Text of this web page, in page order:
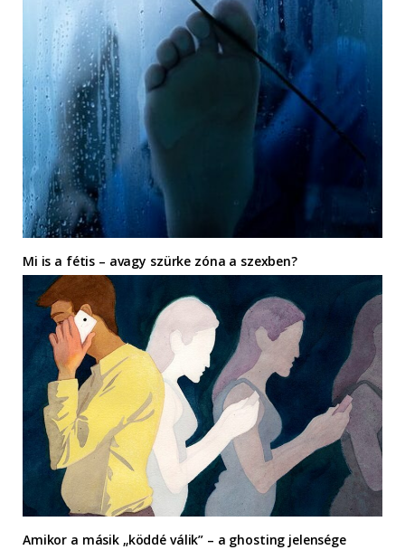
Mi is a fétis – avagy szürke zóna a szexben?
Amikor a másik „köddé válik” – a ghosting jelensége